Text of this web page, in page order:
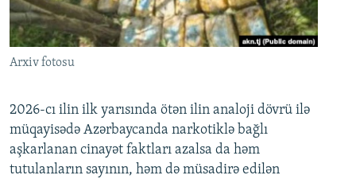
Arxiv fotosu
2026-cı ilin ilk yarısında ötən ilin analoji dövrü ilə
müqayisədə Azərbaycanda narkotiklə bağlı
aşkarlanan cinayət faktları azalsa da həm
tutulanların sayının, həm də müsadirə edilən